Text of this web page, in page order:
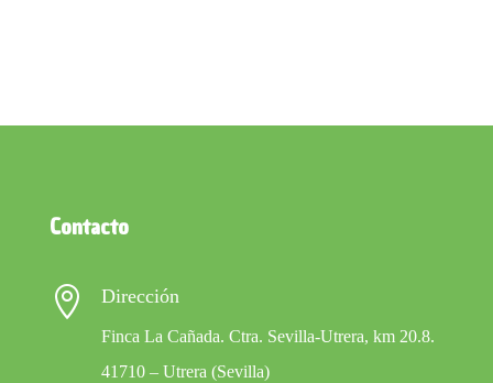
Contacto
 Dirección
Finca La Cañada. Ctra. Sevilla-Utrera, km 20.8.
41710 – Utrera (Sevilla)